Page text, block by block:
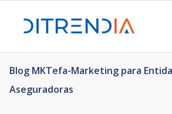
Blog MKTefa-Marketing para
Aseguradoras